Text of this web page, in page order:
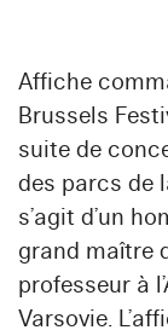
Affiche
Brussels
suite de
des parcs de
s’agit d’un
grand maître
professeur à
Varsovie.